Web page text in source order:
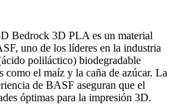
Bedrock 3D PLA es un material
uno de los líderes en la industria
poliláctico) biodegradable
como el maíz y la caña de azúcar. La
de BASF aseguran que el
óptimas para la impresión 3D.